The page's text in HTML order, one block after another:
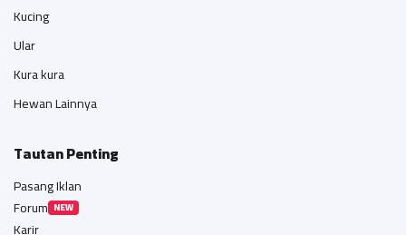
Kucing
Ular
Kura kura
Hewan Lainnya
Tautan Penting
Pasang Iklan
Forum NEW
Karir